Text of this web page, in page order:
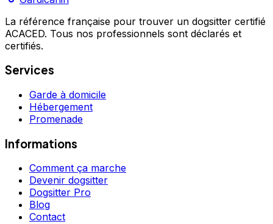
La référence française pour trouver un dogsitter certifié
ACACED. Tous nos professionnels sont déclarés et
certifiés.
Services
Garde à domicile
Hébergement
Promenade
Informations
Comment ça marche
Devenir dogsitter
Dogsitter Pro
Blog
Contact